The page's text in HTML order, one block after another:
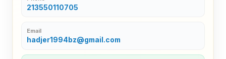
213550110705
Email
hadjer1994bz@gmail.com